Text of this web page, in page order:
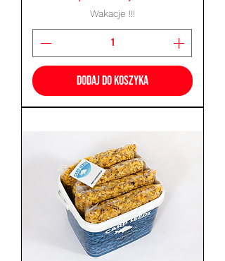
Wakacje !!!
Dodaj do koszyka